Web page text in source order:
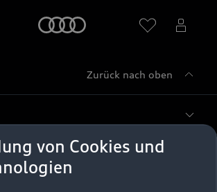
Zurück nach oben
von Cookies und